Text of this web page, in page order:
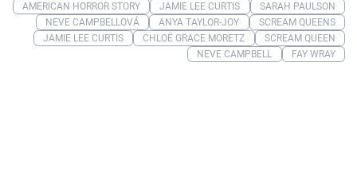
AMERICAN HORROR STORY
JAMIE LEE CURTIS
SARAH PAULSON
NEVE CAMPBELLOVÁ
ANYA TAYLOR-JOY
SCREAM QUEENS
JAMIE LEE CURTIS
CHLOË GRACE MORETZ
SCREAM QUEEN
NEVE CAMPBELL
FAY WRAY